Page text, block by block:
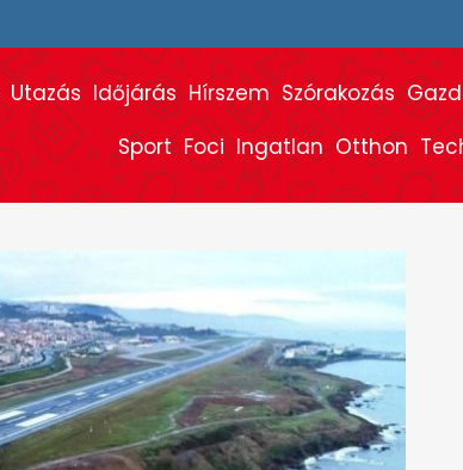
Utazás Időjárás Hírszem Szórakozás
Sport Foci Ingatlan Otthon